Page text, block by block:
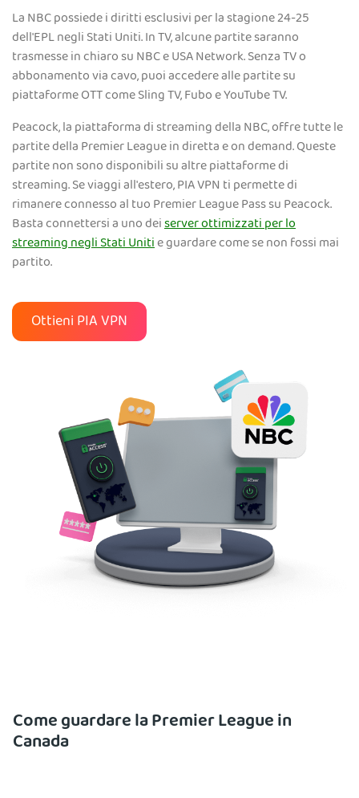
La NBC possiede i diritti esclusivi per la stagione 24-25
dell'EPL negli Stati Uniti. In TV, alcune partite saranno
trasmesse in chiaro su NBC e USA Network. Senza TV o
abbonamento via cavo, puoi accedere alle partite su
piattaforme OTT come Sling TV, Fubo e YouTube TV.
Peacock, la piattaforma di streaming della NBC, offre tutte le
partite della Premier League in diretta e on demand. Queste
partite non sono disponibili su altre piattaforme di
streaming. Se viaggi all'estero, PIA VPN ti permette di
rimanere connesso al tuo Premier League Pass su Peacock.
Basta connettersi a uno deiserver ottimizzati per lo
streaming negli Stati Unitie guardare come se non fossi mai
partito.
Ottieni PIA VPN
Come guardare la Premier League in
Canada